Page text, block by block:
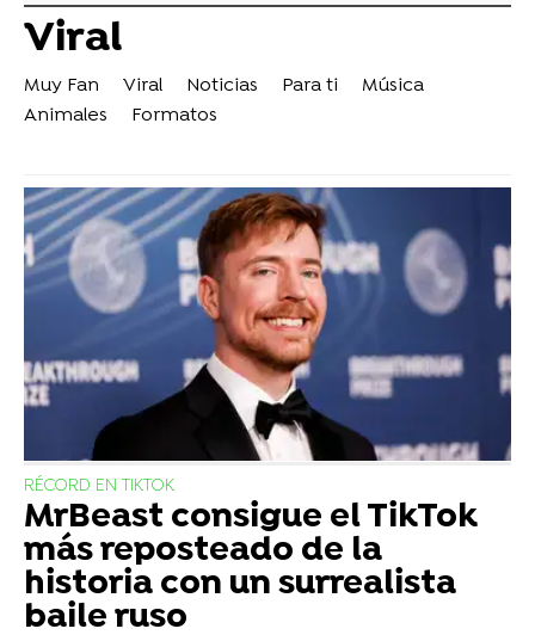
Viral
Muy Fan Viral Noticias Para ti
Música
Animales
Formatos
RÉCORD EN TIKTOK
MrBeast consigue el TikTok
más reposteado de la
historia con un surrealista
baile ruso